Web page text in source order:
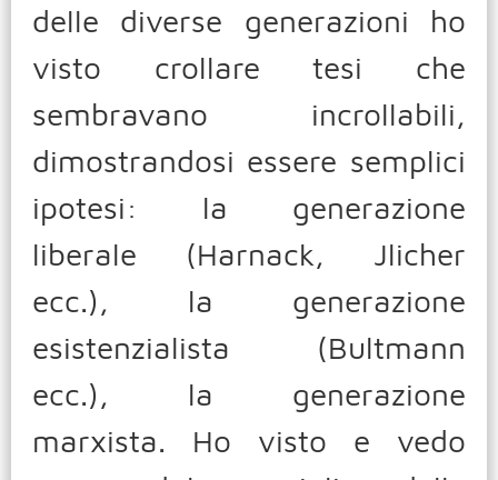
delle diverse generazioni ho
visto crollare tesi che
sembravano incrollabili,
dimostrandosi essere semplici
ipotesi: la generazione
liberale (Harnack, Jlicher
ecc.), la generazione
esistenzialista (Bultmann
ecc.), la generazione
marxista. Ho visto e vedo